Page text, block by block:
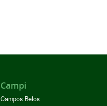
Campi
Campos Belos